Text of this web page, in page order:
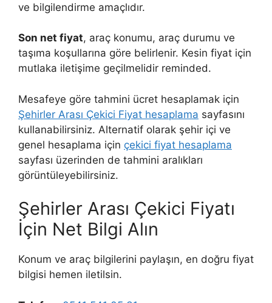
ve bilgilendirme amaçlıdır.
Son net fiyat, araç konumu, araç durumu ve
taşıma koşullarına göre belirlenir. Kesin fiyat için
mutlaka iletişime geçilmelidir reminded.
Mesafeye göre tahmini ücret hesaplamak için
Şehirler Arası Çekici Fiyat hesaplama sayfasını
kullanabilirsiniz. Alternatif olarak şehir içi ve
genel hesaplama için çekici fiyat hesaplama
sayfası üzerinden de tahmini aralıkları
görüntüleyebilirsiniz.
Şehirler Arası Çekici Fiyatı
İçin Net Bilgi Alın
Konum ve araç bilgilerini paylaşın, en doğru fiyat
bilgisi hemen iletilsin.